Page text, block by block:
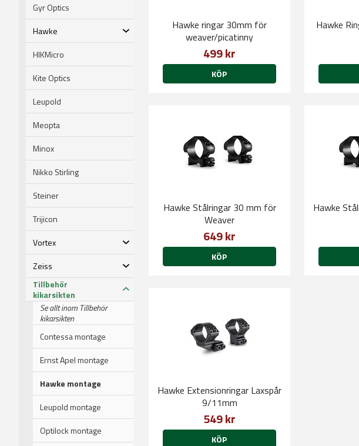
Gyr Optics
Hawke
HIKMicro
Kite Optics
Leupold
Meopta
Minox
Nikko Stirling
Steiner
Trijicon
Vortex
Zeiss
Tillbehör
kikarsikten
Se allt inom Tillbehör
kikarsikten
Contessa montage
Ernst Apel montage
Hawke montage
Leupold montage
Optilock montage
Hawke ringar 30mm för
weaver/picatinny
499 kr
KÖP
Hawke
Hawke Stålringar 30 mm för
Weaver
649 kr
KÖP
Hawke
Hawke Extensionringar Laxspår
9/11mm
549 kr
KÖP